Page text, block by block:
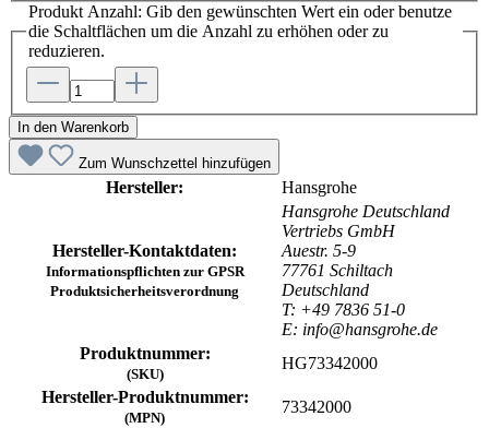
Produkt Anzahl: Gib den gewünschten Wert ein oder benutze
die Schaltflächen um die Anzahl zu erhöhen oder zu
reduzieren.
In den Warenkorb
Zum Wunschzettel hinzufügen
Hersteller: Hansgrohe
Hersteller-Kontaktdaten:
Informationspflichten zur GPSR
Produktsicherheitsverordnung
Hansgrohe Deutschland
Vertriebs GmbH
Auestr. 5-9
77761 Schiltach
Deutschland
T: +49 7836 51-0
E: info@hansgrohe.de
Produktnummer:
(SKU)
HG73342000
Hersteller-Produktnummer:
(MPN)
73342000